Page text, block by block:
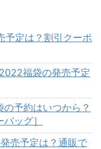
予定は？割引クーポ
福袋の発売予定
予約はいつから？
ッグ］
売予定は？通販で